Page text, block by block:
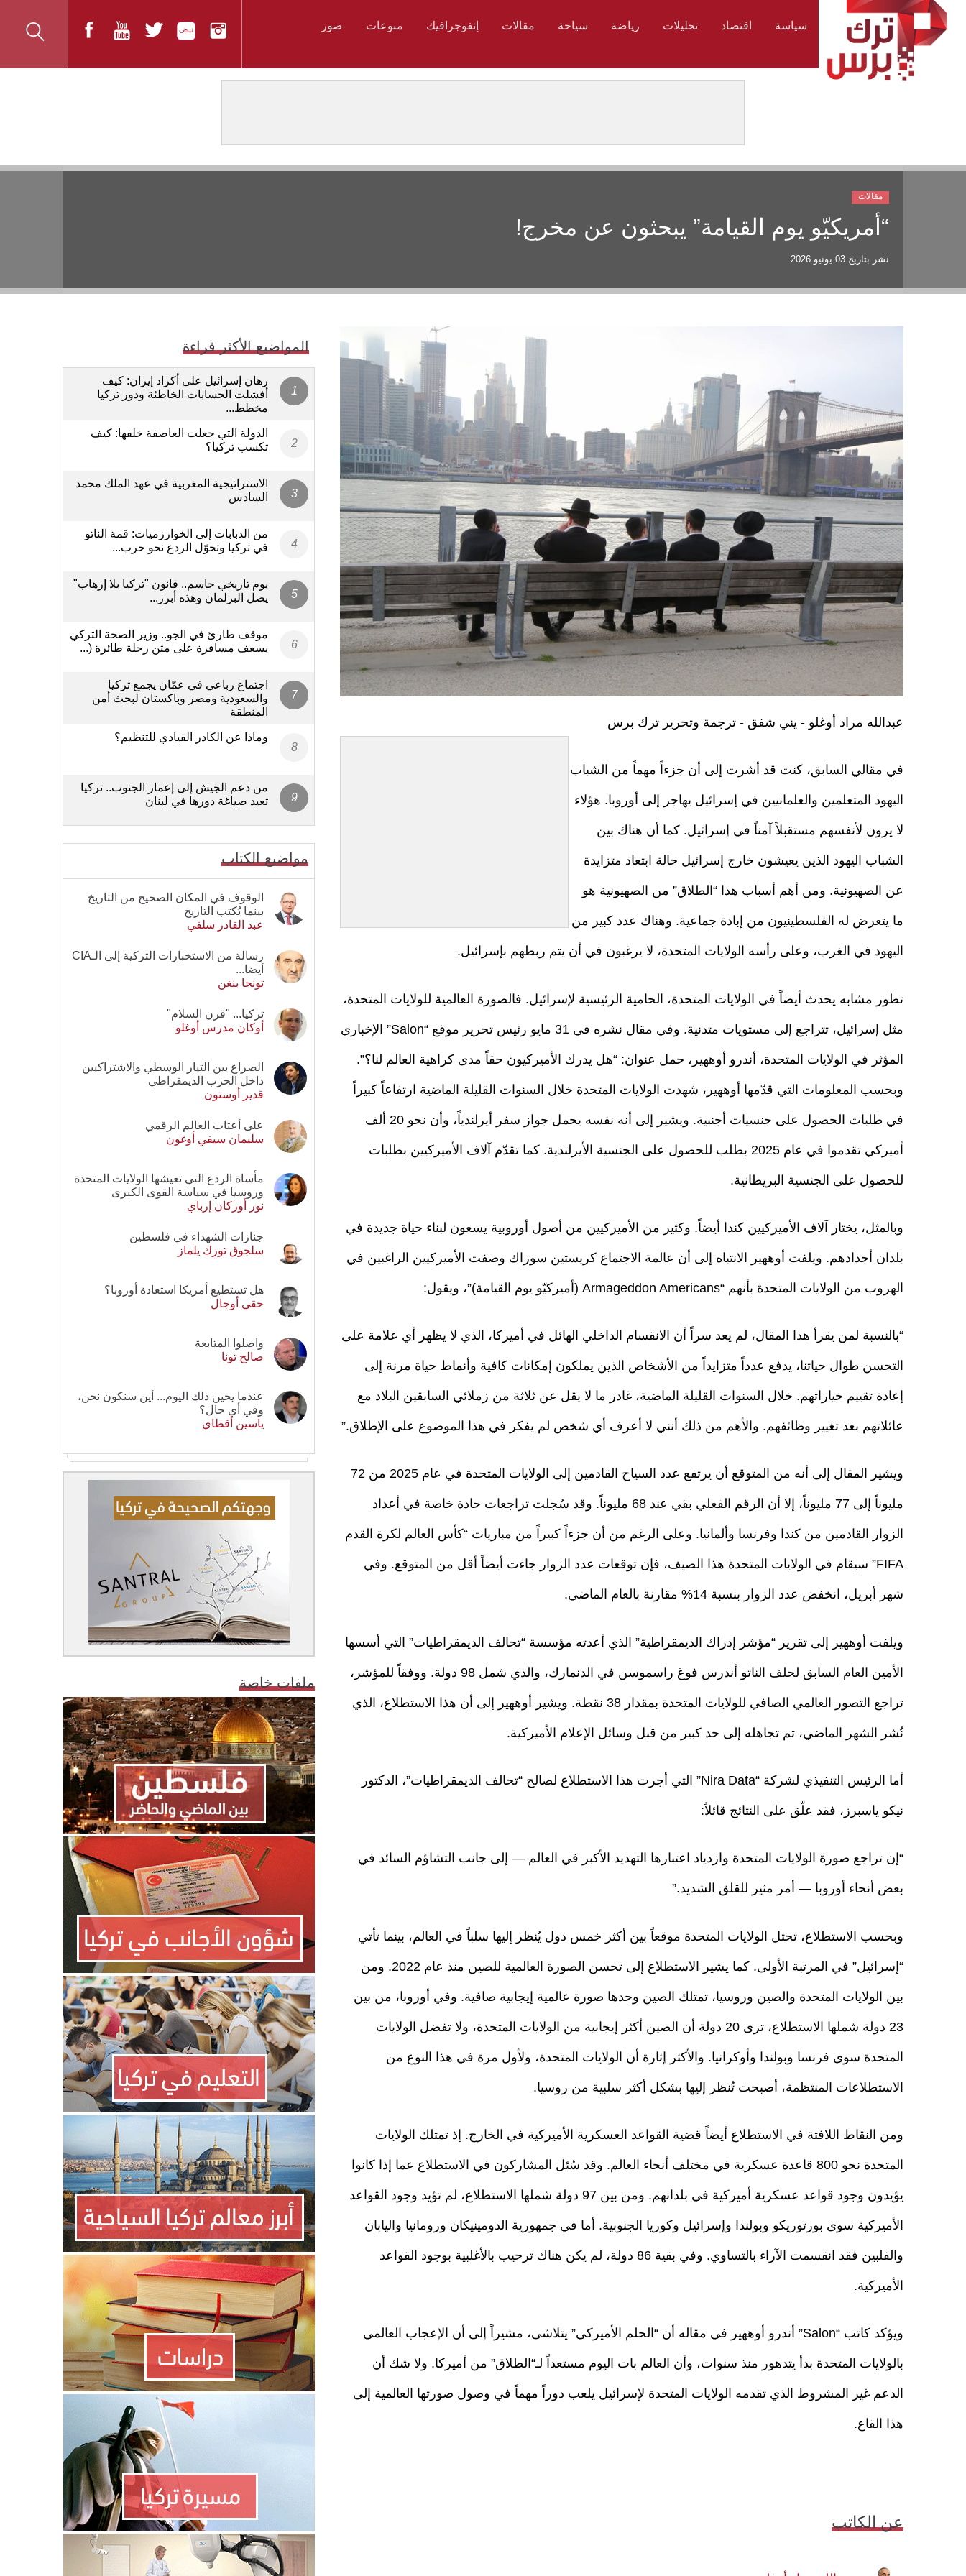
سياسة اقتصاد تحليلات رياضة سياحة مقالات إنفوجرافيك منوعات صور
“أمريكيّو يوم القيامة” يبحثون عن مخرج!
نشر بتاريخ 03 يونيو 2026
مقالات
عبدالله مراد أوغلو - يني شفق - ترجمة وتحرير ترك برس
في مقالي السابق، كنت قد أشرت إلى أن جزءاً مهماً من الشباب
اليهود المتعلمين والعلمانيين في إسرائيل يهاجر إلى أوروبا. هؤلاء
لا يرون لأنفسهم مستقبلاً آمناً في إسرائيل. كما أن هناك بين
الشباب اليهود الذين يعيشون خارج إسرائيل حالة ابتعاد متزايدة
عن الصهيونية. ومن أهم أسباب هذا “الطلاق” من الصهيونية هو
ما يتعرض له الفلسطينيون من إبادة جماعية. وهناك عدد كبير من
اليهود في الغرب، وعلى رأسه الولايات المتحدة، لا يرغبون في أن يتم ربطهم بإسرائيل.
تطور مشابه يحدث أيضاً في الولايات المتحدة، الحامية الرئيسية لإسرائيل. فالصورة العالمية للولايات المتحدة،
مثل إسرائيل، تتراجع إلى مستويات متدنية. وفي مقال نشره في 31 مايو رئيس تحرير موقع “Salon” الإخباري
المؤثر في الولايات المتحدة، أندرو أوههير، حمل عنوان: “هل يدرك الأميركيون حقاً مدى كراهية العالم لنا؟”.
وبحسب المعلومات التي قدّمها أوههير، شهدت الولايات المتحدة خلال السنوات القليلة الماضية ارتفاعاً كبيراً
في طلبات الحصول على جنسيات أجنبية. ويشير إلى أنه نفسه يحمل جواز سفر أيرلندياً، وأن نحو 20 ألف
أميركي تقدموا في عام 2025 بطلب للحصول على الجنسية الأيرلندية. كما تقدّم آلاف الأميركيين بطلبات
للحصول على الجنسية البريطانية.
وبالمثل، يختار آلاف الأميركيين كندا أيضاً. وكثير من الأميركيين من أصول أوروبية يسعون لبناء حياة جديدة في
بلدان أجدادهم. ويلفت أوههير الانتباه إلى أن عالمة الاجتماع كريستين سوراك وصفت الأميركيين الراغبين في
الهروب من الولايات المتحدة بأنهم “Armageddon Americans (أميركيّو يوم القيامة)”، ويقول:
“بالنسبة لمن يقرأ هذا المقال، لم يعد سراً أن الانقسام الداخلي الهائل في أميركا، الذي لا يظهر أي علامة على
التحسن طوال حياتنا، يدفع عدداً متزايداً من الأشخاص الذين يملكون إمكانات كافية وأنماط حياة مرنة إلى
إعادة تقييم خياراتهم. خلال السنوات القليلة الماضية، غادر ما لا يقل عن ثلاثة من زملائي السابقين البلاد مع
عائلاتهم بعد تغيير وظائفهم. والأهم من ذلك أنني لا أعرف أي شخص لم يفكر في هذا الموضوع على الإطلاق.”
ويشير المقال إلى أنه من المتوقع أن يرتفع عدد السياح القادمين إلى الولايات المتحدة في عام 2025 من 72
مليوناً إلى 77 مليوناً، إلا أن الرقم الفعلي بقي عند 68 مليوناً. وقد سُجلت تراجعات حادة خاصة في أعداد
الزوار القادمين من كندا وفرنسا وألمانيا. وعلى الرغم من أن جزءاً كبيراً من مباريات “كأس العالم لكرة القدم
FIFA” سيقام في الولايات المتحدة هذا الصيف، فإن توقعات عدد الزوار جاءت أيضاً أقل من المتوقع. وفي
شهر أبريل، انخفض عدد الزوار بنسبة 14% مقارنة بالعام الماضي.
ويلفت أوههير إلى تقرير “مؤشر إدراك الديمقراطية” الذي أعدته مؤسسة “تحالف الديمقراطيات” التي أسسها
الأمين العام السابق لحلف الناتو أندرس فوغ راسموسن في الدنمارك، والذي شمل 98 دولة. ووفقاً للمؤشر،
تراجع التصور العالمي الصافي للولايات المتحدة بمقدار 38 نقطة. ويشير أوههير إلى أن هذا الاستطلاع، الذي
نُشر الشهر الماضي، تم تجاهله إلى حد كبير من قبل وسائل الإعلام الأميركية.
أما الرئيس التنفيذي لشركة “Nira Data” التي أجرت هذا الاستطلاع لصالح “تحالف الديمقراطيات”، الدكتور
نيكو ياسبرز، فقد علّق على النتائج قائلاً:
“إن تراجع صورة الولايات المتحدة وازدياد اعتبارها التهديد الأكبر في العالم — إلى جانب التشاؤم السائد في
بعض أنحاء أوروبا — أمر مثير للقلق الشديد.”
وبحسب الاستطلاع، تحتل الولايات المتحدة موقعاً بين أكثر خمس دول يُنظر إليها سلباً في العالم، بينما تأتي
“إسرائيل” في المرتبة الأولى. كما يشير الاستطلاع إلى تحسن الصورة العالمية للصين منذ عام 2022. ومن
بين الولايات المتحدة والصين وروسيا، تمتلك الصين وحدها صورة عالمية إيجابية صافية. وفي أوروبا، من بين
23 دولة شملها الاستطلاع، ترى 20 دولة أن الصين أكثر إيجابية من الولايات المتحدة، ولا تفضل الولايات
المتحدة سوى فرنسا وبولندا وأوكرانيا. والأكثر إثارة أن الولايات المتحدة، ولأول مرة في هذا النوع من
الاستطلاعات المنتظمة، أصبحت تُنظر إليها بشكل أكثر سلبية من روسيا.
ومن النقاط اللافتة في الاستطلاع أيضاً قضية القواعد العسكرية الأميركية في الخارج. إذ تمتلك الولايات
المتحدة نحو 800 قاعدة عسكرية في مختلف أنحاء العالم. وقد سُئل المشاركون في الاستطلاع عما إذا كانوا
يؤيدون وجود قواعد عسكرية أميركية في بلدانهم. ومن بين 97 دولة شملها الاستطلاع، لم تؤيد وجود القواعد
الأميركية سوى بورتوريكو وبولندا وإسرائيل وكوريا الجنوبية. أما في جمهورية الدومينيكان ورومانيا واليابان
والفلبين فقد انقسمت الآراء بالتساوي. وفي بقية 86 دولة، لم يكن هناك ترحيب بالأغلبية بوجود القواعد
الأميركية.
ويؤكد كاتب “Salon” أندرو أوههير في مقاله أن “الحلم الأميركي” يتلاشى، مشيراً إلى أن الإعجاب العالمي
بالولايات المتحدة بدأ يتدهور منذ سنوات، وأن العالم بات اليوم مستعداً لـ“الطلاق” من أميركا. ولا شك أن
الدعم غير المشروط الذي تقدمه الولايات المتحدة لإسرائيل يلعب دوراً مهماً في وصول صورتها العالمية إلى
هذا القاع.
عن الكاتب
المواضيع الأكثر قراءة
رهان إسرائيل على أكراد إيران: كيف
أفشلت الحسابات الخاطئة ودور تركيا
مخطط...
الدولة التي جعلت العاصفة خلفها: كيف
تكسب تركيا؟
الاستراتيجية المغربية في عهد الملك محمد
السادس
من الدبابات إلى الخوارزميات: قمة الناتو
في تركيا وتحوّل الردع نحو حرب...
يوم تاريخي حاسم.. قانون "تركيا بلا إرهاب"
يصل البرلمان وهذه أبرز...
موقف طارئ في الجو.. وزير الصحة التركي
يسعف مسافرة على متن رحلة طائرة (...
اجتماع رباعي في عمّان يجمع تركيا
والسعودية ومصر وباكستان لبحث أمن
المنطقة
وماذا عن الكادر القيادي للتنظيم؟
من دعم الجيش إلى إعمار الجنوب.. تركيا
تعيد صياغة دورها في لبنان
مواضيع الكتاب
الوقوف في المكان الصحيح من التاريخ
بينما يُكتب التاريخ
عبد القادر سلفي
رسالة من الاستخبارات التركية إلى الـCIA
أيضا...
تونجا بنغن
تركيا... "قرن السلام"
أوكان مدرس أوغلو
الصراع بين التيار الوسطي والاشتراكيين
داخل الحزب الديمقراطي
قدير أوستون
على أعتاب العالم الرقمي
سليمان سيفي أوغون
مأساة الردع التي تعيشها الولايات المتحدة
وروسيا في سياسة القوى الكبرى
نور أوزكان إرباي
جنازات الشهداء في فلسطين
سلجوق تورك يلماز
هل تستطيع أمريكا استعادة أوروبا؟
حقي أوجال
واصلوا المتابعة
صالح تونا
عندما يحين ذلك اليوم... أين سنكون نحن،
وفي أي حال؟
ياسين أقطاي
ملفات خاصة